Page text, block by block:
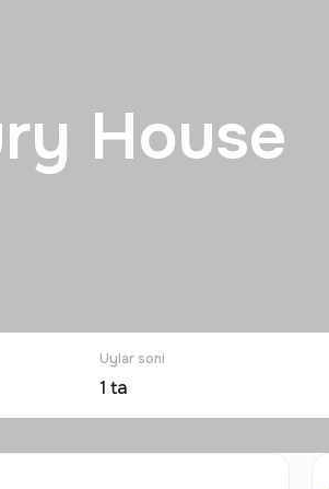
House
Uylar soni
1 ta